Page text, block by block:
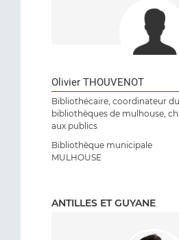
Olivier THOUVENOT
Bibliothécaire, coordinateur
bibliothèques de mulhouse,
aux publics
Bibliothèque municipale
MULHOUSE
ANTILLES ET GUYANE